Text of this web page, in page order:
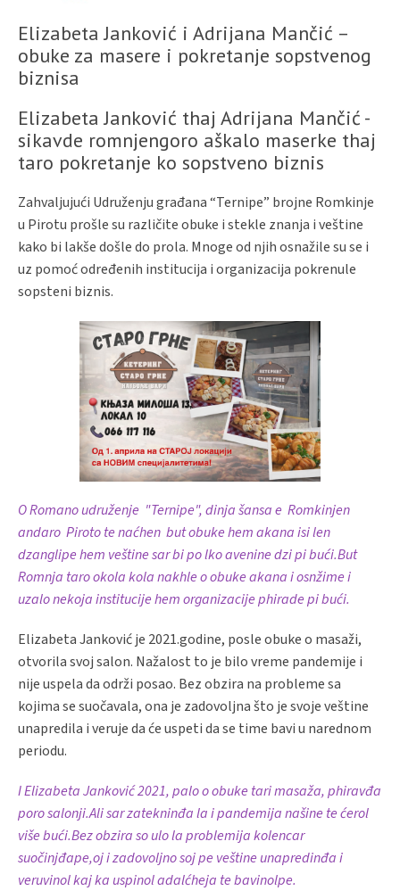
Elizabeta Janković i Adrijana Mančić –
obuke za masere i pokretanje sopstvenog
biznisa
Elizabeta Janković thaj Adrijana Mančić -
sikavde romnjengoro aškalo maserke thaj
taro pokretanje ko sopstveno biznis
Zahvaljujući Udruženju građana “Ternipe” brojne Romkinje
u Pirotu prošle su različite obuke i stekle znanja i veštine
kako bi lakše došle do prola. Mnoge od njih osnažile su se i
uz pomoć određenih institucija i organizacija pokrenule
sopsteni biznis.
O Romano udruženje "Ternipe", dinja šansa e Romkinjen
andaro Piroto te naćhen but obuke hem akana isi len
dzanglipe hem veštine sar bi po lko avenine dzi pi bući.But
Romnja taro okola kola nakhle o obuke akana i osnžime i
uzalo nekoja institucije hem organizacije phirade pi bući.
Elizabeta Janković je 2021.godine, posle obuke o masaži,
otvorila svoj salon. Nažalost to je bilo vreme pandemije i
nije uspela da održi posao. Bez obzira na probleme sa
kojima se suočavala, ona je zadovoljna što je svoje veštine
unapredila i veruje da će uspeti da se time bavi u narednom
periodu.
I Elizabeta Janković 2021, palo o obuke tari masaža, phiravđa
poro salonji.Ali sar zatekninđa la i pandemija našine te ćerol
više bući.Bez obzira so ulo la problemija kolencar
suočinjđape,oj i zadovoljno soj pe veštine unapredinđa i
veruvinol kaj ka uspinol adalćheja te bavinolpe.